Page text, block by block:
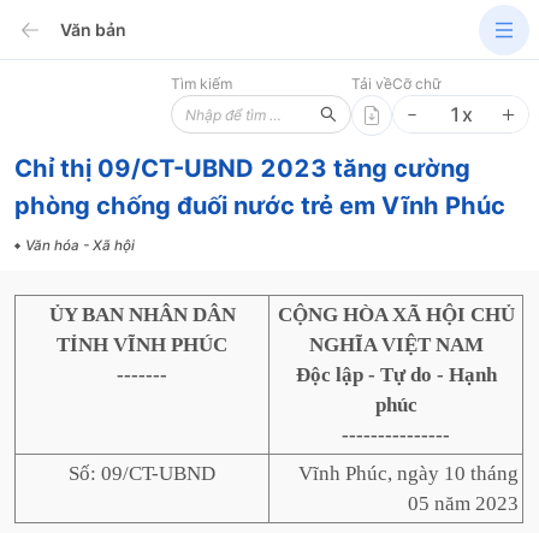
Văn bản
Tìm kiếm Tải vềCỡ chữ
1 x
Chỉ thị 09/CT-UBND 2023 tăng cường
phòng chống đuối nước trẻ em Vĩnh Phúc
Văn hóa - Xã hội
ỦY BAN NHÂN DÂN
TỈNH VĨNH PHÚC
-------
CỘNG HÒA XÃ HỘI CHỦ
NGHĨA VIỆT NAM
Độc lập - Tự do - Hạnh
phúc
---------------
Số: 09/CT-UBND
Vĩnh Phúc, ngày 10 tháng
05 năm 2023